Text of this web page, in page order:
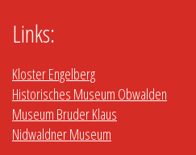
Links:
Kloster Engelberg
Historisches Museum Obwalden
Museum Bruder Klaus
Nidwaldner Museum